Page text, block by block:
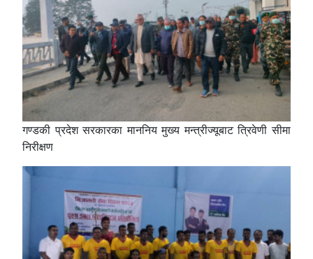
गण्डकी प्रदेश सरकारका माननिय मुख्य मन्त्रीज्यूबाट त्रिवेणी सीमा
निरीक्षण